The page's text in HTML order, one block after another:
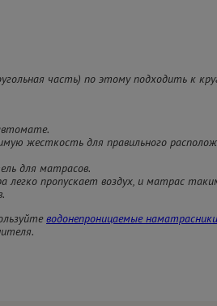
часть) по этому подходить к
жесткость для правильного
для матрасов.
легко пропускает воздух, и матрас
водонепроницаемые наматрасники